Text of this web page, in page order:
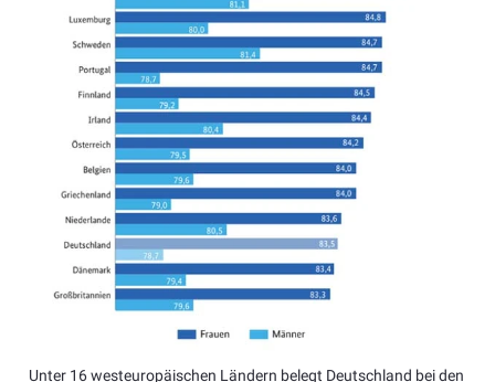
Unter 16 westeuropäischen Ländern belegt Deutschland bei den